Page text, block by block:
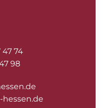
47 74
98